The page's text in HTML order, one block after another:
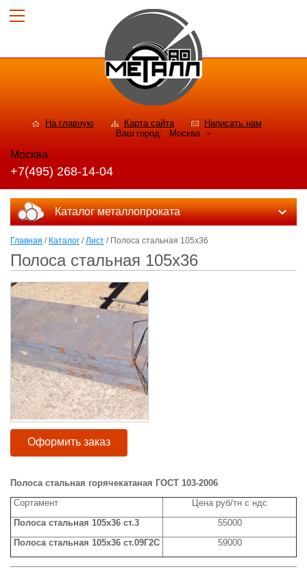
На главную Карта сайта
Написать нам
Ваш город:
Москва
Москва
+7(495) 268-14-04
Каталог металлопроката
Главная / Каталог /Лист / Полоса стальная 105x36
Полоса стальная 105x36
Оформить заказ
Полоса стальная горячекатаная ГОСТ 103-2006
Сортамент
Цена руб/тн с ндс
Полоса стальная 105x36 ст.3
55000
Полоса стальная 105x36 ст.09Г2С
59000